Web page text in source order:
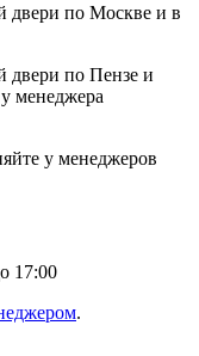
двери по Москве и в
двери по Пензе и
менеджера
у менеджеров
17:00
.